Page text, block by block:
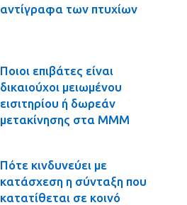
αντίγραφα των πτυχίων
Ποιοι επιβάτες είναι
δικαιούχοι μειωμένου
εισιτηρίου ή δωρεάν
μετακίνησης στα ΜΜΜ
Πότε κινδυνεύει με
κατάσχεση η σύνταξη που
κατατίθεται σε κοινό